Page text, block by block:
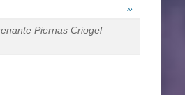
»
Piernas Criogel